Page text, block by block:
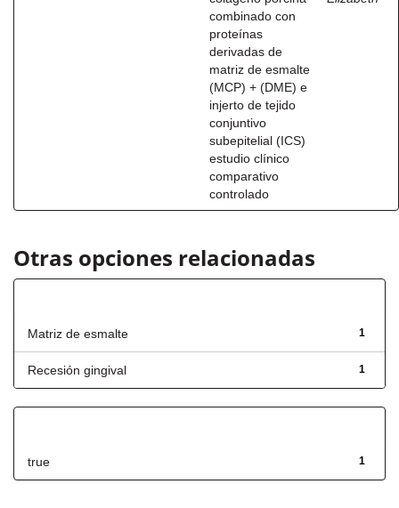
combinado con
proteínas
derivadas de
matriz de esmalte
(MCP) + (DME) e
injerto de tejido
conjuntivo
subepitelial (ICS)
estudio clínico
comparativo
controlado
Otras opciones relacionadas
1
Matriz de esmalte
1
Recesión gingival
1
true